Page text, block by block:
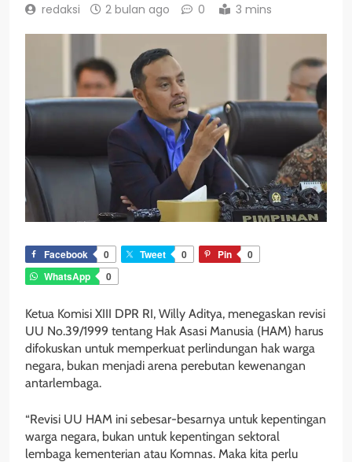
redaksi 2 bulan ago 0 3 mins
Facebook 0 Tweet 0 Pin
0
WhatsApp
0
Ketua Komisi XIII DPR RI, Willy Aditya, menegaskan revisi
UU No.39/1999 tentang Hak Asasi Manusia (HAM) harus
difokuskan untuk memperkuat perlindungan hak warga
negara, bukan menjadi arena perebutan kewenangan
antarlembaga.
“Revisi UU HAM ini sebesar-besarnya untuk kepentingan
warga negara, bukan untuk kepentingan sektoral
lembaga kementerian atau Komnas. Maka kita perlu